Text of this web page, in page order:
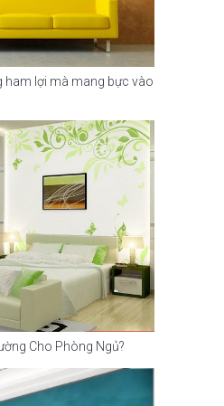
ham lợi mà mang bực vào
Cho Phòng Ngủ?